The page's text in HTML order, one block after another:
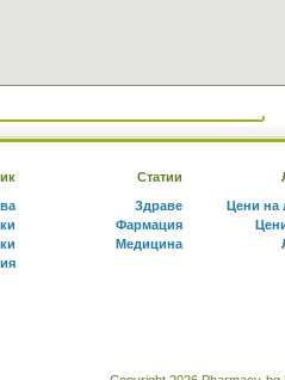
Статии
Здраве
Фармация
Медицина
Цени на